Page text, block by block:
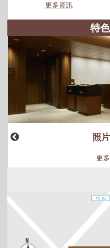
更多資訊
特
照
更